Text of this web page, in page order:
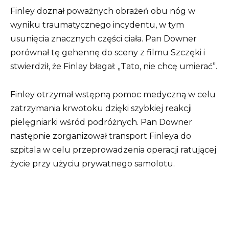
Finley doznał poważnych obrażeń obu nóg w
wyniku traumatycznego incydentu, w tym
usunięcia znacznych części ciała. Pan Downer
porównał tę gehennę do sceny z filmu Szczęki i
stwierdził, że Finlay błagał: „Tato, nie chcę umierać”.
Finley otrzymał wstępną pomoc medyczną w celu
zatrzymania krwotoku dzięki szybkiej reakcji
pielęgniarki wśród podróżnych. Pan Downer
następnie zorganizował transport Finleya do
szpitala w celu przeprowadzenia operacji ratującej
życie przy użyciu prywatnego samolotu.